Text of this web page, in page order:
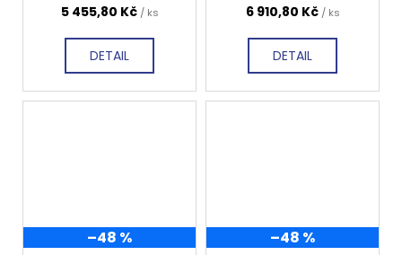
5 455,80 Kč / ks
DETAIL
6 910,80 Kč / ks
DETAIL
–48 % –48 %